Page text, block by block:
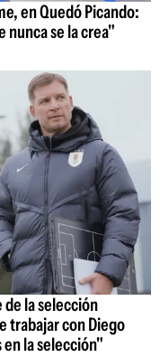
en Quedó Picando:
nunca se la crea"
de la selección
trabajar con Diego
la selección"